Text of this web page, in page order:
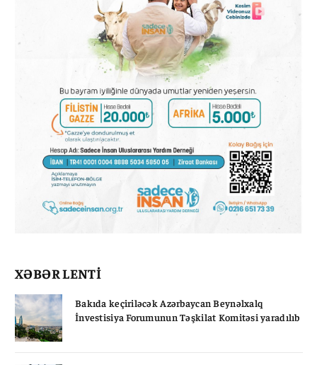
XƏBƏR LENTİ
Bakıda keçiriləcək Azərbaycan Beynəlxalq
İnvestisiya Forumunun Təşkilat Komitəsi yaradılıb